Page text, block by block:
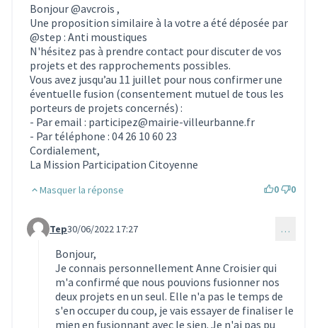
Bonjour@avcrois ,
Une proposition similaire à la votre a été déposée par
@step : Anti moustiques
N'hésitez pas à prendre contact pour discuter de vos
projets et des rapprochements possibles.
Vous avez jusqu’au 11 juillet pour nous confirmer une
éventuelle fusion (consentement mutuel de tous les
porteurs de projets concernés) :
- Par email : participez@mairie-villeurbanne.fr
- Par téléphone : 04 26 10 60 23
Cordialement,
La Mission Participation Citoyenne
Masquer la réponse 0 0
Commentaire 1953 (réponse au commentaire 1940)
Tep30/06/2022 17:27 …
Bonjour,
Je connais personnellement Anne Croisier qui
m'a confirmé que nous pouvions fusionner nos
deux projets en un seul. Elle n'a pas le temps de
s'en occuper du coup, je vais essayer de finaliser le
mien en fusionnant avec le sien. Je n'ai pas pu